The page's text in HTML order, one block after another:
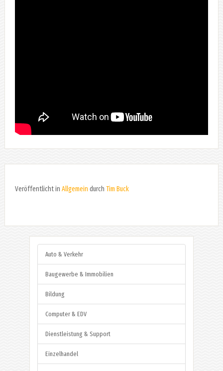
Veröffentlicht in Allgemein durch Tim Buck
Auto & Verkehr
Baugewerbe & Immobilien
Bildung
Computer & EDV
Dienstleistung & Support
Einzelhandel